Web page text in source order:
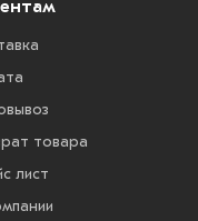
товара
лист